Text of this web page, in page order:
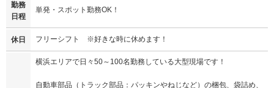
勤務
日程
単発・スポット勤務OK！
休日 フリーシフト ※好きな時に休めます！
横浜エリアで日々50～100名勤務している大型現場です！
自動車部品（トラック部品：パッキンやねじなど）の梱包、袋詰め、